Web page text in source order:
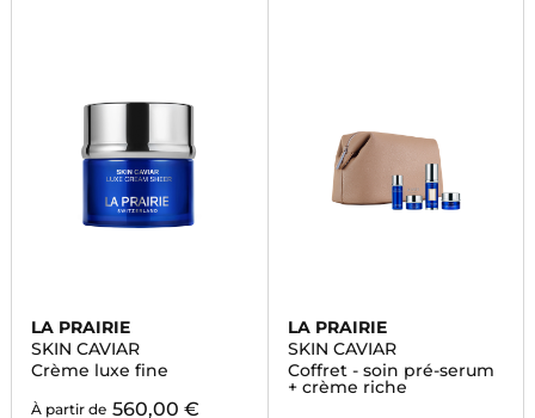
LA PRAIRIE
SKIN CAVIAR
Crème luxe fine
À partir de 560,00 €
LA PRAIRIE
SKIN CAVIAR
Coffret - soin pré-serum
+ crème riche